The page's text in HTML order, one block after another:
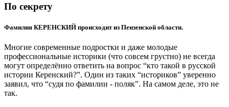
По секрету
Фамилия КЕРЕНСКИЙ происходит из Пензенской области.
Многие современные подростки и даже молодые
профессиональные историки (что совсем грустно) не всегда
могут определённо ответить на вопрос “кто такой в русской
истории Керенский?”. Один из таких “историков” уверенно
заявил, что “судя по фамилии - поляк”. На самом деле, это не
так.